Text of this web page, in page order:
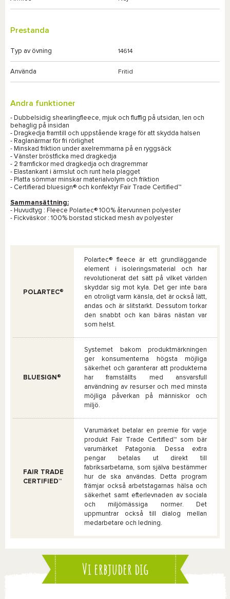
Prestanda
Typ av övning 14614
Använda Fritid
Andra funktioner
- Dubbelsidig shearlingfleece, mjuk och fluffig på utsidan, len och
behaglig på insidan
- Dragkedja framtill och uppstående krage för att skydda halsen
- Raglanärmar för fri rörlighet
- Minskad friktion under axelremmarna på en ryggsäck
- Vänster bröstficka med dragkedja
- 2 framfickor med dragkedja och dragremmar
- Elastankant i ärmslut och runt hela plagget
- Platta sömmar minskar materialvolym och friktion
- Certifierad bluesign® och konfektyr Fair Trade Certified™
Sammansättning:
- Huvudtyg : Fleece Polartec® 100% återvunnen polyester
- Fickväskor : 100% borstad stickad mesh av polyester
POLARTEC®
Polartec® fleece är ett grundläggande
element i isoleringsmaterial och har
revolutionerat det sätt på vilket världen
skyddar sig mot kyla. Det ger inte bara
en otroligt varm känsla, det är också lätt,
andas och är slitstarkt. Dessutom torkar
den snabbt och kan bäras nästan var
som helst.
BLUESIGN®
Systemet bakom produktmärkningen
ger konsumenterna högsta möjliga
säkerhet och garanterar att produkterna
har framställts med ansvarsfull
användning av resurser och med minsta
möjliga påverkan på människor och
miljö.
FAIR TRADE
CERTIFIED™
Varumärket betalar en premie för varje
produkt Fair Trade Certified™ som bär
varumärket Patagonia. Dessa extra
pengar betalas ut direkt till
fabriksarbetarna, som själva bestämmer
hur de ska användas. Detta program
främjar också arbetstagarnas hälsa och
säkerhet samt efterlevnaden av sociala
och miljömässiga normer. Det
uppmuntrar också till dialog mellan
medarbetare och ledning.
Vi erbjuder dig